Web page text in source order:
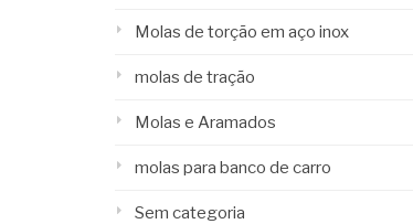
Molas de torção em aço inox
molas de tração
Molas e Aramados
molas para banco de carro
Sem categoria